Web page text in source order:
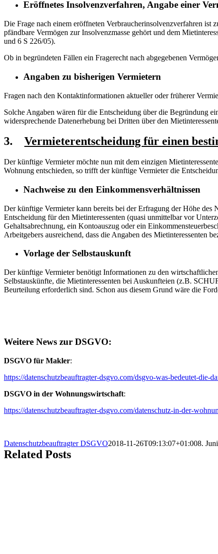
Eröffnetes Insolvenzverfahren, Angabe einer
Die Frage nach einem eröffneten Verbraucherinsolvenzverfahren ist
pfändbare Vermögen zur Insolvenzmasse gehört und dem
und 6 S 226/05).
Ob in begründeten Fällen ein Fragerecht nach abgegebenen
Angaben zu bisherigen Vermietern
Fragen nach den Kontaktinformationen aktueller oder früherer
Solche Angaben wären für die Entscheidung über die Begründung
widersprechende Datenerhebung bei Dritten über den
3. Vermieterentscheidung für einen
Der künftige Vermieter möchte nun mit dem einzigen
Wohnung entschieden, so trifft der künftige Vermieter die
Nachweise zu den Einkommensverhältnissen
Der künftige Vermieter kann bereits bei der Erfragung der Höhe
Entscheidung für den Mietinteressenten (quasi unmittelbar vor
Gehaltsabrechnung, ein Kontoauszug oder ein
Arbeitgebers ausreichend, dass die Angaben des Mietinteressenten
Vorlage der Selbstauskunft
Der künftige Vermieter benötigt Informationen zu den
Selbstauskünfte, die Mietinteressenten bei Auskunfteien (z.B.
Beurteilung erforderlich sind. Schon aus diesem Grund wäre die
Weitere News zur DSGVO:
DSGVO für Makler:
https://datenschutzbeauftragter-dsgvo.com/dsgvo-was-bedeutet-die-
DSGVO in der Wohnungswirtschaft:
https://datenschutzbeauftragter-dsgvo.com/datenschutz-in-der-
Datenschutzbeauftragter DSGVO2018-11-26T09:13:07+01:008.
Related Posts